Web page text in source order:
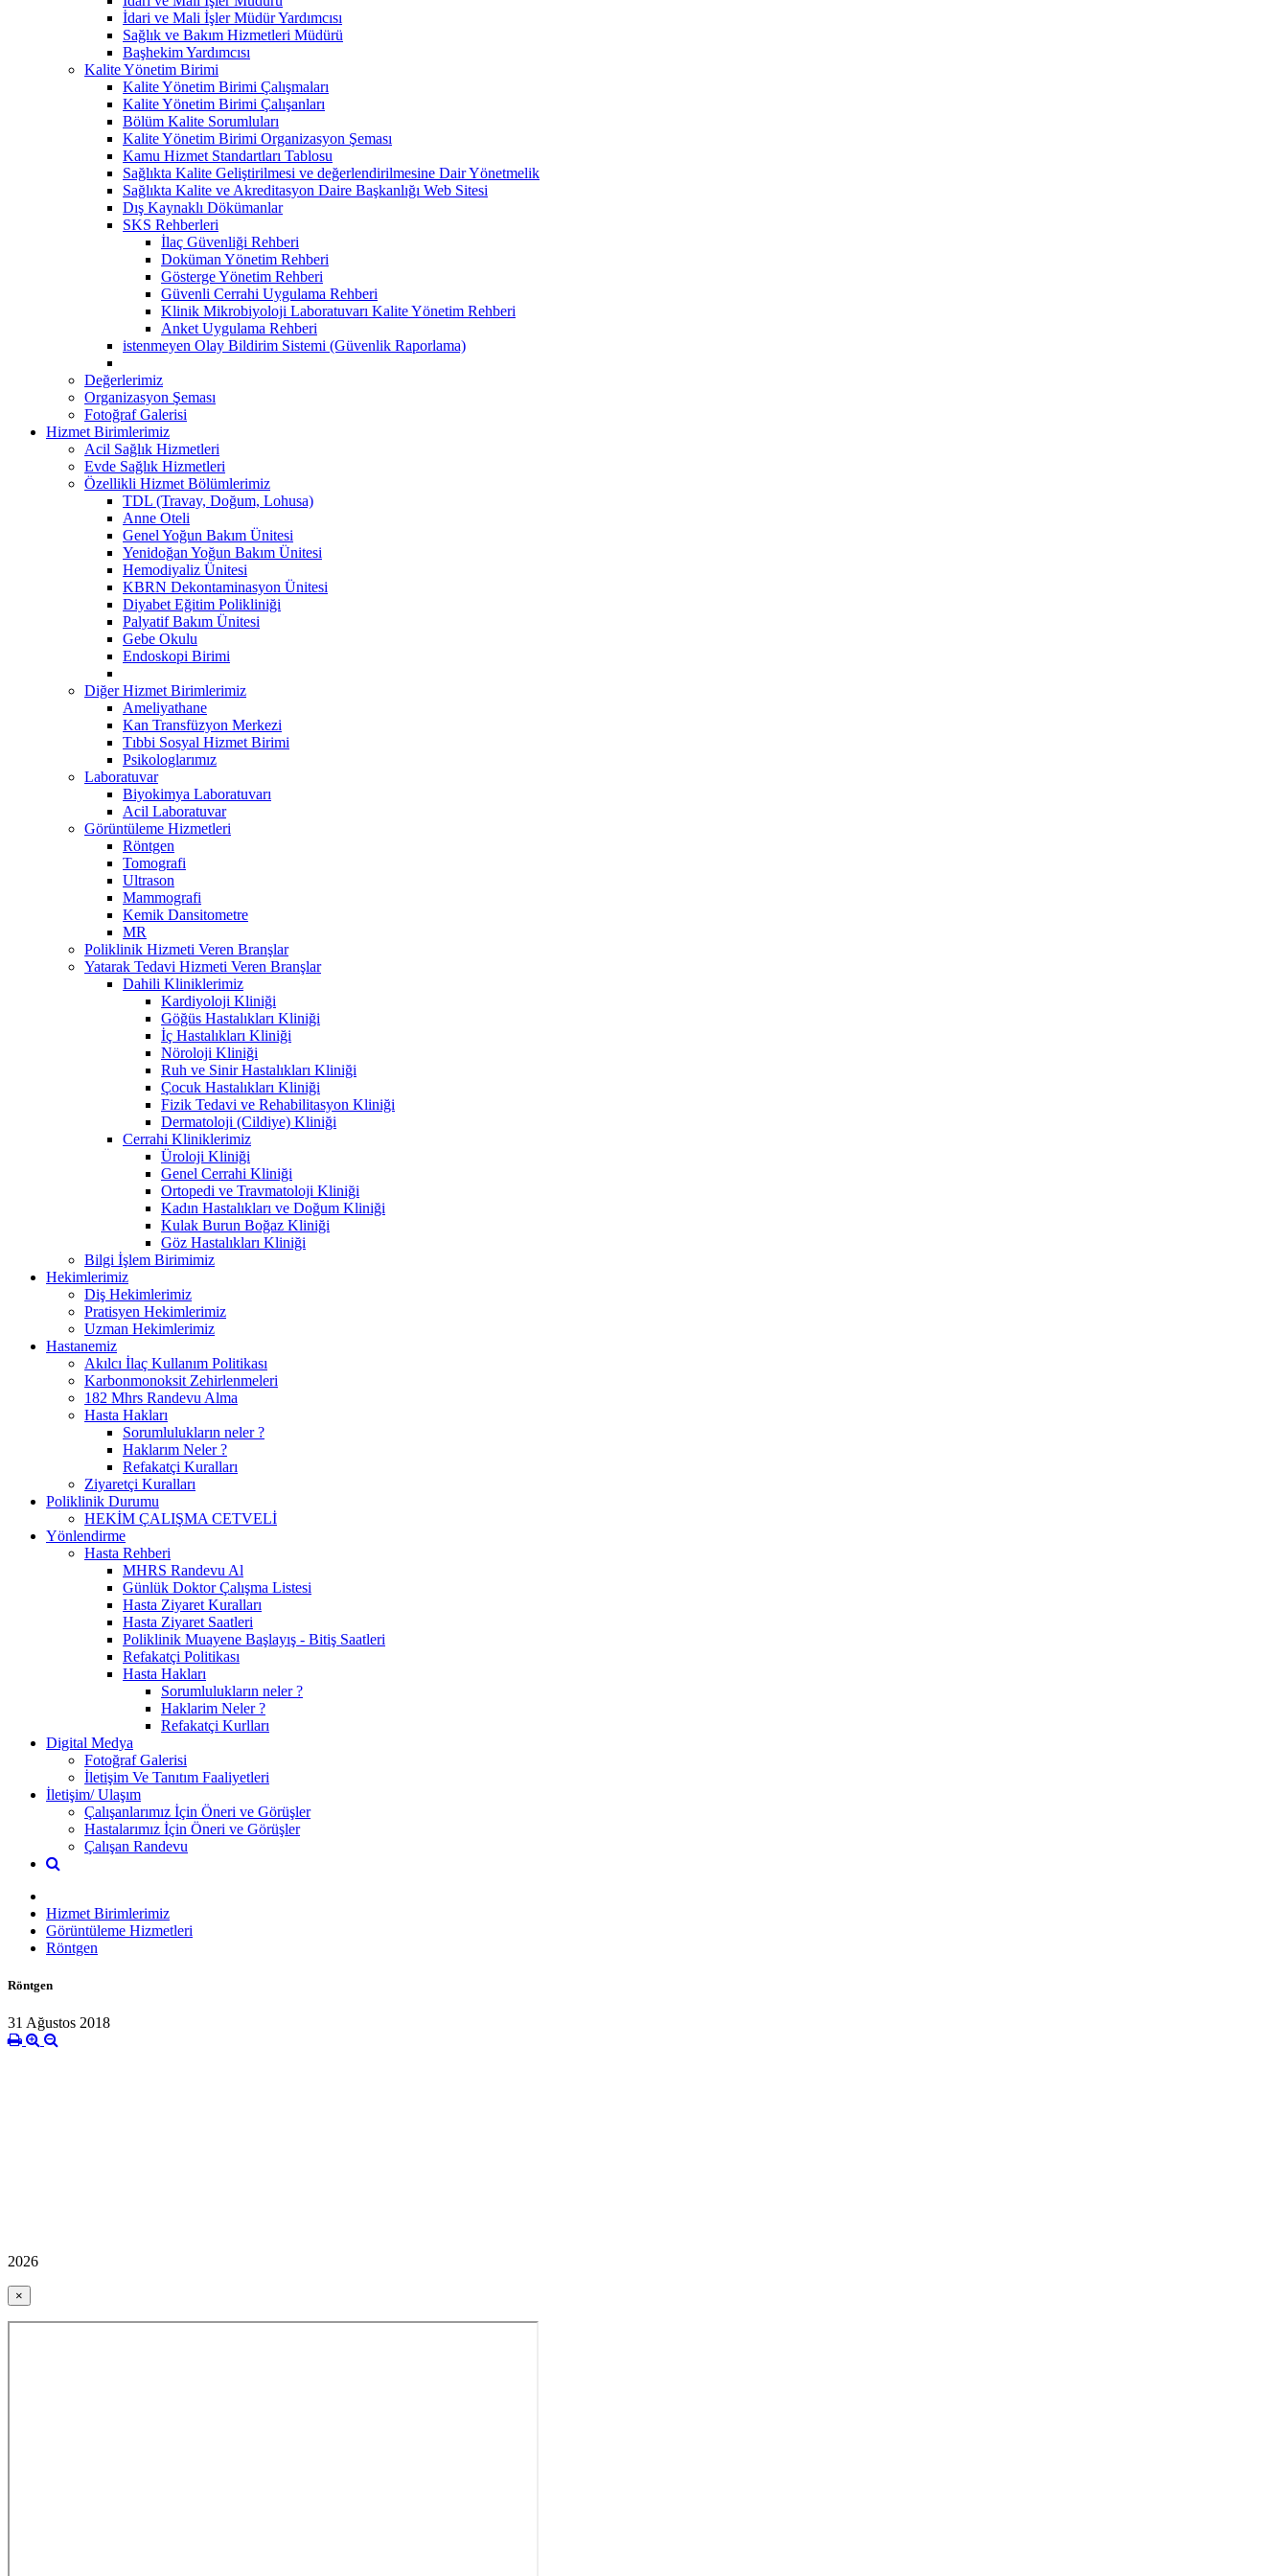
İdari ve Mali İşler Müdür Yardımcısı
Sağlık ve Bakım Hizmetleri Müdürü
Başhekim Yardımcısı
Kalite Yönetim Birimi
Kalite Yönetim Birimi Çalışmaları
Kalite Yönetim Birimi Çalışanları
Bölüm Kalite Sorumluları
Kalite Yönetim Birimi Organizasyon Şeması
Kamu Hizmet Standartları Tablosu
Sağlıkta Kalite Geliştirilmesi ve değerlendirilmesine Dair Yönetmelik
Sağlıkta Kalite ve Akreditasyon Daire Başkanlığı Web Sitesi
Dış Kaynaklı Dökümanlar
SKS Rehberleri
İlaç Güvenliği Rehberi
Doküman Yönetim Rehberi
Gösterge Yönetim Rehberi
Güvenli Cerrahi Uygulama Rehberi
Klinik Mikrobiyoloji Laboratuvarı Kalite Yönetim Rehberi
Anket Uygulama Rehberi
istenmeyen Olay Bildirim Sistemi (Güvenlik Raporlama)
Değerlerimiz
Organizasyon Şeması
Fotoğraf Galerisi
Hizmet Birimlerimiz
Acil Sağlık Hizmetleri
Evde Sağlık Hizmetleri
Özellikli Hizmet Bölümlerimiz
TDL (Travay, Doğum, Lohusa)
Anne Oteli
Genel Yoğun Bakım Ünitesi
Yenidoğan Yoğun Bakım Ünitesi
Hemodiyaliz Ünitesi
KBRN Dekontaminasyon Ünitesi
Diyabet Eğitim Polikliniği
Palyatif Bakım Ünitesi
Gebe Okulu
Endoskopi Birimi
Diğer Hizmet Birimlerimiz
Ameliyathane
Kan Transfüzyon Merkezi
Tıbbi Sosyal Hizmet Birimi
Psikologlarımız
Laboratuvar
Biyokimya Laboratuvarı
Acil Laboratuvar
Görüntüleme Hizmetleri
Röntgen
Tomografi
Ultrason
Mammografi
Kemik Dansitometre
MR
Poliklinik Hizmeti Veren Branşlar
Yatarak Tedavi Hizmeti Veren Branşlar
Dahili Kliniklerimiz
Kardiyoloji Kliniği
Göğüs Hastalıkları Kliniği
İç Hastalıkları Kliniği
Nöroloji Kliniği
Ruh ve Sinir Hastalıkları Kliniği
Çocuk Hastalıkları Kliniği
Fizik Tedavi ve Rehabilitasyon Kliniği
Dermatoloji (Cildiye) Kliniği
Cerrahi Kliniklerimiz
Üroloji Kliniği
Genel Cerrahi Kliniği
Ortopedi ve Travmatoloji Kliniği
Kadın Hastalıkları ve Doğum Kliniği
Kulak Burun Boğaz Kliniği
Göz Hastalıkları Kliniği
Bilgi İşlem Birimimiz
Hekimlerimiz
Diş Hekimlerimiz
Pratisyen Hekimlerimiz
Uzman Hekimlerimiz
Hastanemiz
Akılcı İlaç Kullanım Politikası
Karbonmonoksit Zehirlenmeleri
182 Mhrs Randevu Alma
Hasta Hakları
Sorumlulukların neler ?
Haklarım Neler ?
Refakatçi Kuralları
Ziyaretçi Kuralları
Poliklinik Durumu
HEKİM ÇALIŞMA CETVELİ
Yönlendirme
Hasta Rehberi
MHRS Randevu Al
Günlük Doktor Çalışma Listesi
Hasta Ziyaret Kuralları
Hasta Ziyaret Saatleri
Poliklinik Muayene Başlayış - Bitiş Saatleri
Refakatçi Politikası
Hasta Hakları
Sorumlulukların neler ?
Haklarim Neler ?
Refakatçi Kurlları
Digital Medya
Fotoğraf Galerisi
İletişim Ve Tanıtım Faaliyetleri
İletişim/ Ulaşım
Çalışanlarımız İçin Öneri ve Görüşler
Hastalarımız İçin Öneri ve Görüşler
Çalışan Randevu
Hizmet Birimlerimiz
Görüntüleme Hizmetleri
Röntgen
Röntgen
31 Ağustos 2018
2026
×